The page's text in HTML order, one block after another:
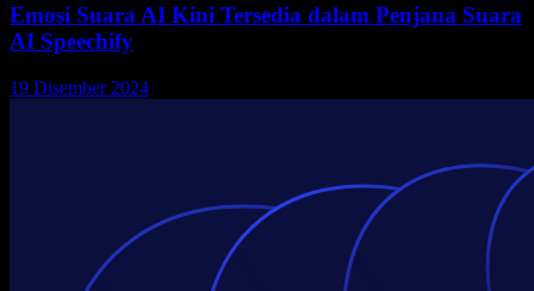
Emosi Suara AI Kini Tersedia dalam Penjana Suara
AI Speechify
19 Disember 2024